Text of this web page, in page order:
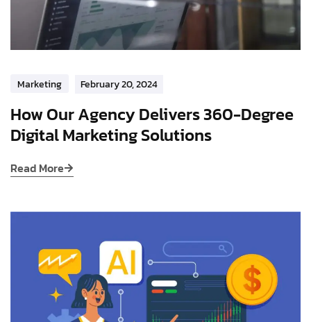
Marketing February 20, 2024
How Our Agency Delivers 360-Degree
Digital Marketing Solutions
Read More